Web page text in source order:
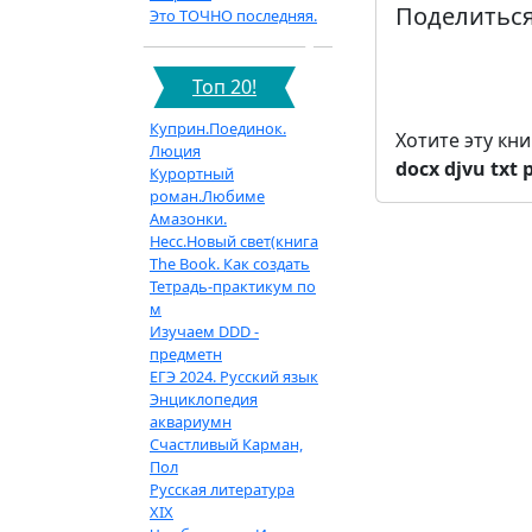
Это ТОЧНО последняя.
Топ 20!
Куприн.Поединок.
Люция
Курортный
роман.Любиме
Амазонки.
Несс.Новый свет(книга
The Book. Как создать
Тетрадь-практикум по
м
Изучаем DDD -
предметн
ЕГЭ 2024. Русский язык
Энциклопедия
аквариумн
Счастливый Карман,
Пол
Русская литература
XIX
Хотите эту
docxdjvu txt